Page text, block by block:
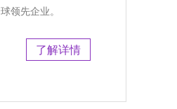
领先企业。
了解详情